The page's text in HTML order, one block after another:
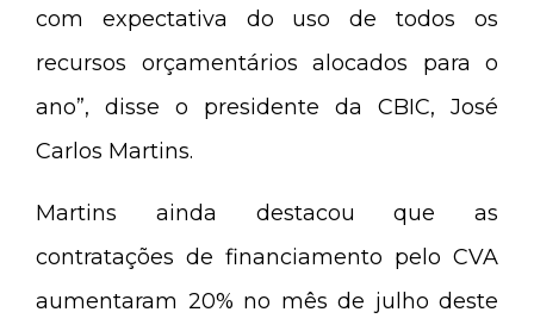
com expectativa do uso de todos os
recursos orçamentários alocados para o
ano”, disse o presidente da CBIC, José
Carlos Martins.
Martins ainda destacou que as
contratações de financiamento pelo CVA
aumentaram 20% no mês de julho deste